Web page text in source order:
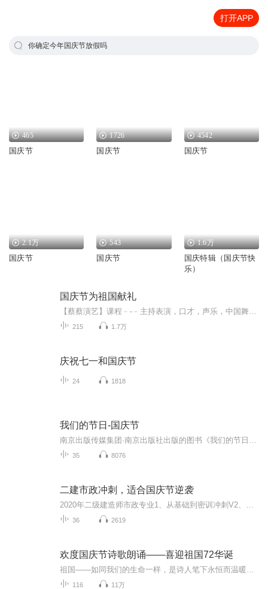
打开APP
你确定今年国庆节放假吗
465
国庆节
1726
国庆节
4542
国庆节
2.1万
国庆节
543
国庆节
1.6万
国庆特辑（国庆节快
乐）
国庆节为祖国献礼
215 1.7万
庆祝七一和国庆节
24 1818
我们的节日-国庆节
35 8076
二建市政冲刺，适合国庆节逆袭
36 2619
欢度国庆节诗歌朗诵——喜迎祖国72华诞
116 11万